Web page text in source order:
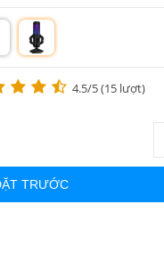
m
4.5/5 (15 lượt)
TRƯỚC